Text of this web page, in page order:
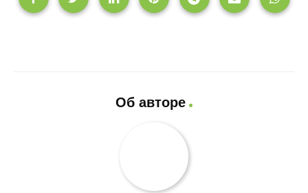
Об авторе